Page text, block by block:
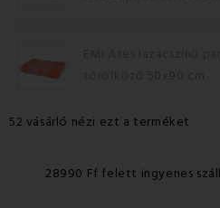
52 vásárló nézi ezt a terméket
28990 Ff felett ingyenes